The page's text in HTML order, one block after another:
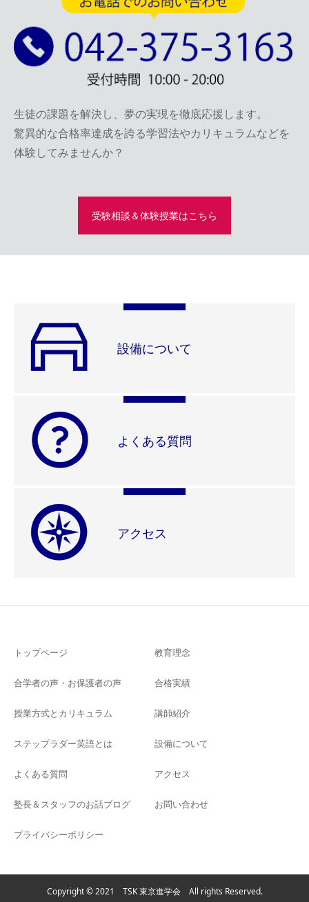
生徒の課題を解決し、夢の実現を徹底応援します。
驚異的な合格率達成を誇る学習法やカリキュラムなどを
体験してみませんか？
受験相談＆体験授業はこちら
設備について
よくある質問
アクセス
トップページ 教育理念
合学者の声・お保護者の声 合格実績
授業方式とカリキュラム 講師紹介
ステップラダー英語とは 設備について
よくある質問 アクセス
塾長＆スタッフのお話ブログ お問い合わせ
プライバシーポリシー
Copyright © 2021 TSK 東京進学会 All rights Reserved.